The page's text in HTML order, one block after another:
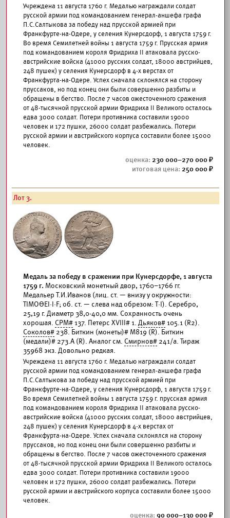
Учреждена 11 августа 1760 г. Медалью награждали солдат
русской армии под командованием генерал-аншефа графа
П.С.Салтыкова за победу над прусской армией при
Франкфурте-на-Одере, у селения Кунерсдорф, 1 августа 1759 г.
Во время Семилетней войны 1 августа 1759 г. Прусская армия
под командованием короля Фридриха II атаковала русско-
австрийские войска (41000 русских солдат, 18000 австрийцев,
248 пушек) у селения Кунерсдорф в 4-х верстах от
Франкфурта-на-Одере. Успех сначала склонялся на сторону
пруссаков, но под конец они были совершенно разбиты и
обращены в бегство. После 7 часов ожесточенного сражения
от 48-тысячной прусской армии Фридриха II Великого осталось
едва 3000 солдат. Потери противника составили 19000
человек и 172 пушки, 26000 солдат разбежались. Потери
русской армии и австрийского корпуса составили более 15000
человек.
230 000–270 000
250 000
Лот 3.
Медаль за победу в сражении при Кунерсдорфе, 1 августа
1759 г. Московский монетный двор, 1760–1766 гг.
Медальер Т.И.Иванов (лиц. ст. — внизу у окружности:
ТIМОΘЕI·I·F; об. ст. — слева над обрезом: Т·I). Серебро,
25,19 г. Диаметр 38,0-40,0 мм. Сохранность очень
хорошая. СРМ# 137. Петерс XVIII# 1. Дьяков# 105.1 (R2).
Соколов# 238. Биткин (монеты)# М819 (R). Биткин
(медали)# 273.А (R). Аналог см. Смирнов# 241/а. Тираж
35968 экз. Довольно редкая.
Учреждена 11 августа 1760 г. Медалью награждали солдат
русской армии под командованием генерал-аншефа графа
П.С.Салтыкова за победу над прусской армией при
Франкфурте-на-Одере, у селения Кунерсдорф, 1 августа 1759 г.
Во время Семилетней войны 1 августа 1759 г. прусская армия
под командованием короля Фридриха II атаковала русско-
австрийские войска (41000 русских солдат, 18000 австрийцев,
248 пушек) у селения Кунерсдорф в 4-х верстах от
Франкфурта-на-Одере. Успех сначала склонялся на сторону
пруссаков, но под конец они были совершенно разбиты и
обращены в бегство. После 7 часов ожесточенного сражения
от 48-тысячной прусской армии Фридриха II Великого осталось
едва 3000 солдат. Потери противника составили 19000
человек и 172 пушки, 26000 солдат разбежались. Потери
русской армии и австрийского корпуса составили более 15000
человек.
90 000–130 000